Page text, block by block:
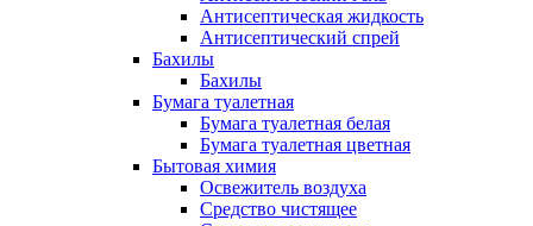
Антисептическая жидкость
Антисептический спрей
Бахилы
Бахилы
Бумага туалетная
Бумага туалетная белая
Бумага туалетная цветная
Бытовая химия
Освежитель воздуха
Средство чистящее